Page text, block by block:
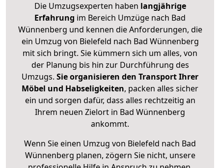
Die Umzugsexperten haben langjährige
Erfahrung im Bereich Umzüge nach Bad
Wünnenberg und kennen die Anforderungen, die
ein Umzug von Bielefeld nach Bad Wünnenberg
mit sich bringt. Sie kümmern sich um alles, von
der Planung bis hin zur Durchführung des
Umzugs. Sie organisieren den Transport Ihrer
Möbel und Habseligkeiten, packen alles sicher
ein und sorgen dafür, dass alles rechtzeitig an
Ihrem neuen Zielort in Bad Wünnenberg
ankommt.
Wenn Sie einen Umzug von Bielefeld nach Bad
Wünnenberg planen, zögern Sie nicht, unsere